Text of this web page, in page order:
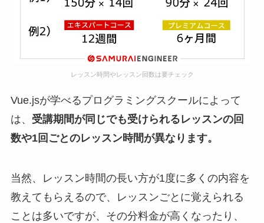
レッスン時間やレッスン回数は要チェック
Vue.jsが学べるプログラミングスクールによって
は、 受講期間が同じでも受けられるレッスンの回
数や1回ごとのレッスン時間が異なります。
当然、レッスン時間の長い方が1度に多くの内容を
教えてもらえるので、レッスンごとに覚えられる
ことは多いですが、その分料金が高くなったり、